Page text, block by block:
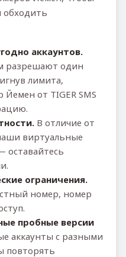
обходить
аккаунтов.
разрешают один
лимита,
от TIGER SMS
В отличие от
виртуальные
оставайтесь
ограничения.
номер, номер
пробные версии
аккаунты с разными
повторять